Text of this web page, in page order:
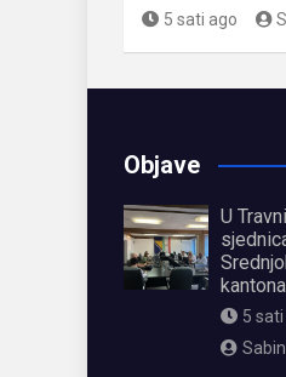
5 sati ago
Objave
U
kantona
5